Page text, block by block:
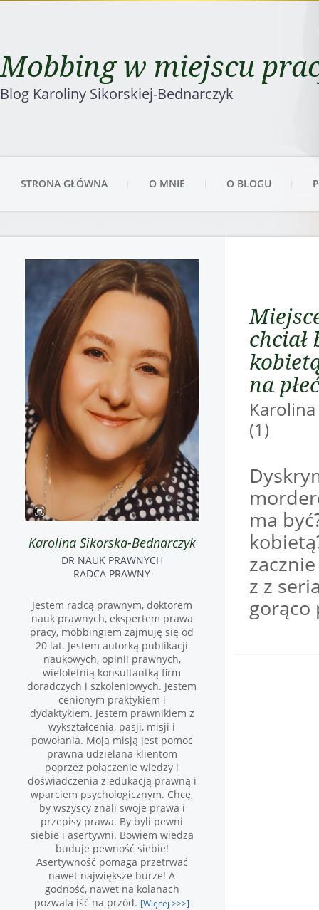
Mobbing w miejscu
Blog Karoliny Sikorskiej-Bednarczyk
STRONA GŁÓWNA O MNIE O BLOGU
chciał
na płeć
(1)
ma
z z
gorąco
Karolina Sikorska-Bednarczyk
DR NAUK PRAWNYCH
RADCA PRAWNY
Jestem radcą prawnym, doktorem
nauk prawnych, ekspertem prawa
pracy, mobbingiem zajmuję się od
20 lat. Jestem autorką publikacji
naukowych, opinii prawnych,
wieloletnią konsultantką firm
doradczych i szkoleniowych. Jestem
cenionym praktykiem i
dydaktykiem. Jestem prawnikiem z
wykształcenia, pasji, misji i
powołania. Moją misją jest pomoc
prawna udzielana klientom
poprzez połączenie wiedzy i
doświadczenia z edukacją prawną i
wparciem psychologicznym. Chcę,
by wszyscy znali swoje prawa i
przepisy prawa. By byli pewni
siebie i asertywni. Bowiem wiedza
buduje pewność siebie!
Asertywność pomaga przetrwać
nawet największe burze! A
godność, nawet na kolanach
pozwala iść na przód. [Więcej >>>]